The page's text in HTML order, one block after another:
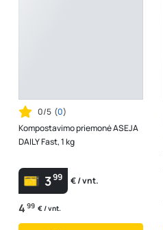
0/5 (0)
Kompostavimo priemonė ASEJA
DAILY Fast, 1 kg
399 € / vnt.
4 99 € / vnt.